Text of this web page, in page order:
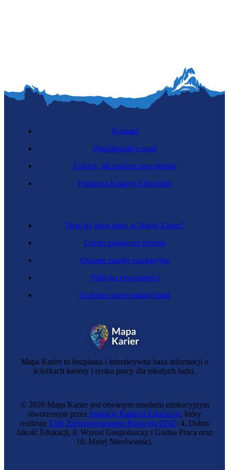
Mapa Karier to bezpłatna i interaktywna baza informacji o
ścieżkach kariery i rynku pracy dla młodych ludzi.
Skąd się biorą dane w Mapie Karier?
Często zadawane pytania
Otwarte zasoby edukacyjne
Polityka prywatności
Ochrona przed nadużyciami
Kontakt
Współpracuj z nami
Zobacz, jak możesz nam pomóc
Fundacja Katalyst Education
© 2026 Mapa Karier jest otwartym zasobem edukacyjnym
stworzonym przez fundację Katalyst Education, który
realizuje Cele Zrównoważonego Rozwoju ONZ: 4. Dobra
Jakość Edukacji, 8. Wzrost Gospodarczy i Godna Praca oraz
10. Mniej Nierówności.